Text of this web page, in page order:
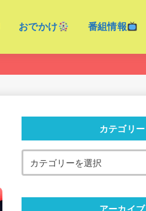
おでかけ 番組情報
カテゴリー